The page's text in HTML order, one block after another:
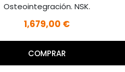
Osteointegración. NSK.
1,679,00 €
COMPRAR